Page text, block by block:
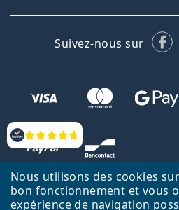
Nous utilisons des cookies
bon fonctionnement et vous
expérience de navigation
Évaluation
Suivez-nous sur